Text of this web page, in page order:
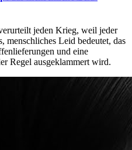
jeden Krieg, weil jeder
menschliches Leid bedeutet, das
und eine
Regel ausgeklammert wird.